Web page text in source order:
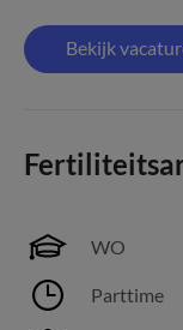
Bekijk
WO
Parttime